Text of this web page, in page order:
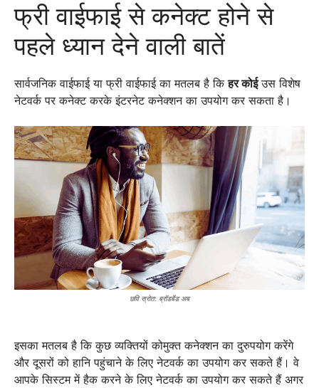
फ्री वाईफाई से कनेक्ट होने से
पहले ध्यान देने वाली बातें
सार्वजनिक वाईफाई या फ्री वाईफाई का मतलब है किहर कोईउस विशेष
नेटवर्क पर कनेक्ट करके इंटरनेट कनेक्शन का उपयोग कर सकता है।
छवि स्रोत: ब्रॉडबैंड अब
इसका मतलब है कि कुछ व्यक्तियों कोमुक्त कनेक्शन का दुरुपयोग करेंगे
और दूसरों को हानि पहुंचाने के लिए नेटवर्क का उपयोग कर सकते हैं। वे
आपके सिस्टम में हैक करने के लिए नेटवर्क का उपयोग कर सकते हैं अगर